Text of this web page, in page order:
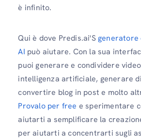
è infinito.
Qui è dove Predis.ai'Sgeneratore
AI può aiutare. Con la sua
puoi generare e condividere
intelligenza artificiale, generare
convertire blog in post e molto
Provalo per free e sperimentare
aiutarti a semplificare la
per aiutarti a concentrarti sugli